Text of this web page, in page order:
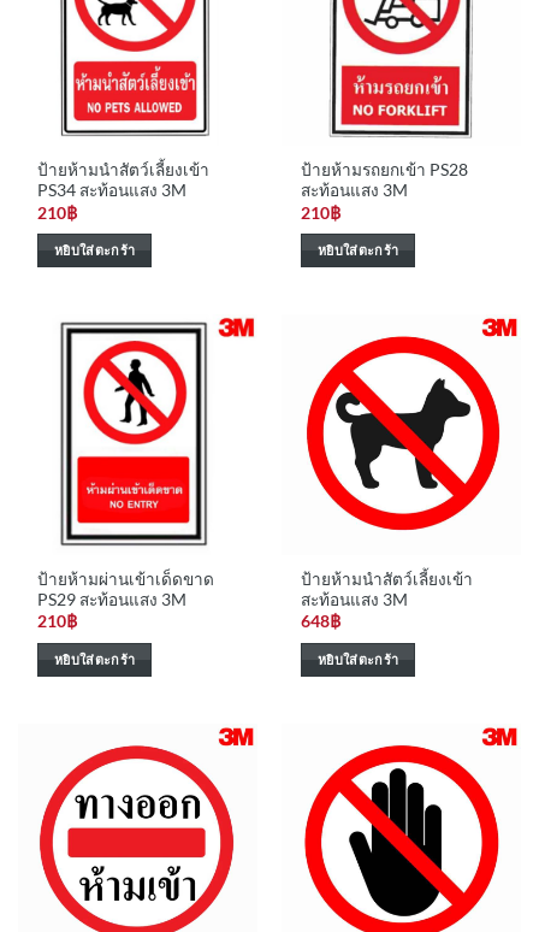
ป้ายห้ามนำสัตว์เลี้ยงเข้า
PS34 สะท้อนแสง 3M
210฿
หยิบใส่ตะกร้า
ป้ายห้ามรถยกเข้า PS28
สะท้อนแสง 3M
210฿
หยิบใส่ตะกร้า
ป้ายห้ามผ่านเข้าเด็ดขาด
PS29 สะท้อนแสง 3M
210฿
หยิบใส่ตะกร้า
ป้ายห้ามนำสัตว์เลี้ยงเข้า
สะท้อนแสง 3M
648฿
หยิบใส่ตะกร้า